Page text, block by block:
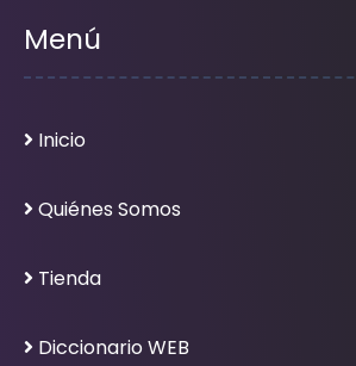
Menú
Inicio
Quiénes Somos
Tienda
Diccionario WEB